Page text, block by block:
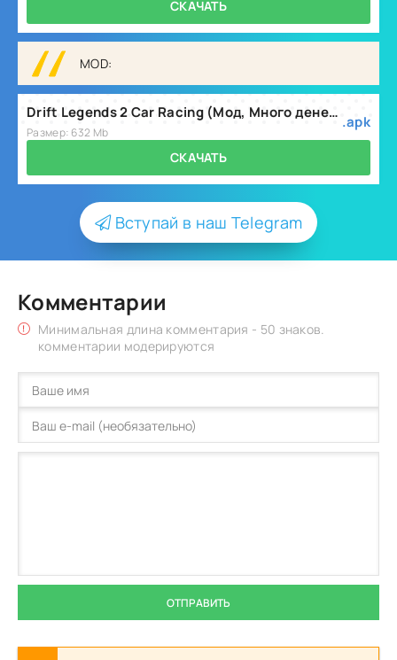
СКАЧАТЬ
MOD:
Drift Legends 2 Car Racing (Мод, Много денег) v1.7.2
Размер: 632 Mb
.apk
СКАЧАТЬ
Вступай в наш Telegram
Комментарии
Минимальная длина комментария - 50 знаков.
комментарии модерируются
ОТПРАВИТЬ